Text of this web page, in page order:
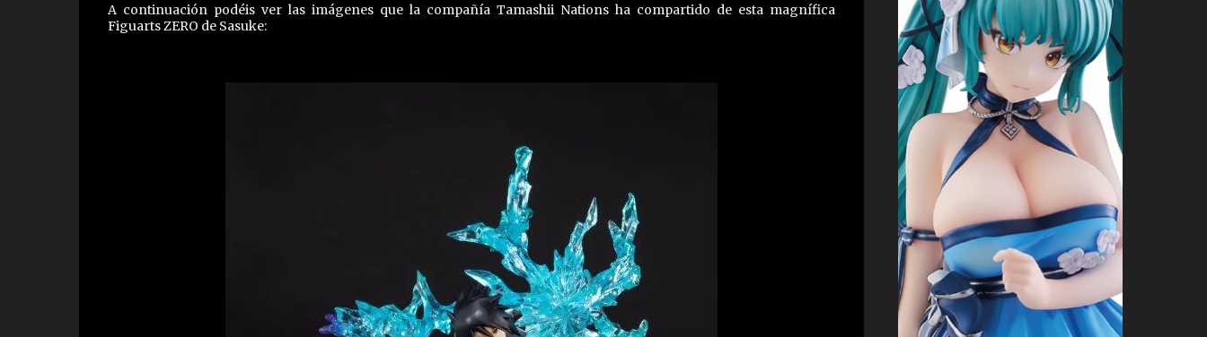
A continuación podéis ver las imágenes que la compañía Tamashii Nations ha compartido de esta magnífica
Figuarts ZERO de Sasuke: